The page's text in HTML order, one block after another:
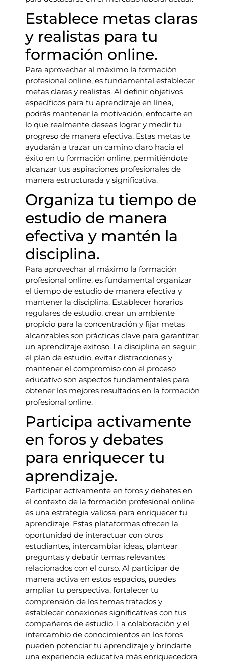
Establece metas claras
y realistas para tu
formación online.
Para aprovechar al máximo la formación
profesional online, es fundamental establecer
metas claras y realistas. Al definir objetivos
específicos para tu aprendizaje en línea,
podrás mantener la motivación, enfocarte en
lo que realmente deseas lograr y medir tu
progreso de manera efectiva. Estas metas te
ayudarán a trazar un camino claro hacia el
éxito en tu formación online, permitiéndote
alcanzar tus aspiraciones profesionales de
manera estructurada y significativa.
Organiza tu tiempo de
estudio de manera
efectiva y mantén la
disciplina.
Para aprovechar al máximo la formación
profesional online, es fundamental organizar
el tiempo de estudio de manera efectiva y
mantener la disciplina. Establecer horarios
regulares de estudio, crear un ambiente
propicio para la concentración y fijar metas
alcanzables son prácticas clave para garantizar
un aprendizaje exitoso. La disciplina en seguir
el plan de estudio, evitar distracciones y
mantener el compromiso con el proceso
educativo son aspectos fundamentales para
obtener los mejores resultados en la formación
profesional online.
Participa activamente
en foros y debates
para enriquecer tu
aprendizaje.
Participar activamente en foros y debates en
el contexto de la formación profesional online
es una estrategia valiosa para enriquecer tu
aprendizaje. Estas plataformas ofrecen la
oportunidad de interactuar con otros
estudiantes, intercambiar ideas, plantear
preguntas y debatir temas relevantes
relacionados con el curso. Al participar de
manera activa en estos espacios, puedes
ampliar tu perspectiva, fortalecer tu
comprensión de los temas tratados y
establecer conexiones significativas con tus
compañeros de estudio. La colaboración y el
intercambio de conocimientos en los foros
pueden potenciar tu aprendizaje y brindarte
una experiencia educativa más enriquecedora